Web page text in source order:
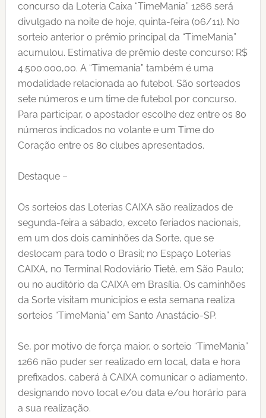
concurso da Loteria Caixa “TimeMania” 1266 será
divulgado na noite de hoje, quinta-feira (06/11). No
sorteio anterior o prêmio principal da “TimeMania”
acumulou. Estimativa de prêmio deste concurso: R$
4.500.000,00. A “Timemania” também é uma
modalidade relacionada ao futebol. São sorteados
sete números e um time de futebol por concurso.
Para participar, o apostador escolhe dez entre os 80
números indicados no volante e um Time do
Coração entre os 80 clubes apresentados.
Destaque –
Os sorteios das Loterias CAIXA são realizados de
segunda-feira a sábado, exceto feriados nacionais,
em um dos dois caminhões da Sorte, que se
deslocam para todo o Brasil; no Espaço Loterias
CAIXA, no Terminal Rodoviário Tietê, em São Paulo;
ou no auditório da CAIXA em Brasília. Os caminhões
da Sorte visitam municípios e esta semana realiza
sorteios “TimeMania” em Santo Anastácio-SP.
Se, por motivo de força maior, o sorteio “TimeMania”
1266 não puder ser realizado em local, data e hora
prefixados, caberá à CAIXA comunicar o adiamento,
designando novo local e/ou data e/ou horário para
a sua realização.